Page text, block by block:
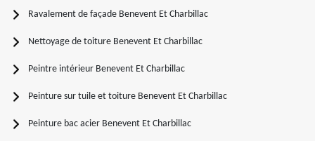
Ravalement de façade Benevent Et Charbillac
Nettoyage de toiture Benevent Et Charbillac
Peintre intérieur Benevent Et Charbillac
Peinture sur tuile et toiture Benevent Et Charbillac
Peinture bac acier Benevent Et Charbillac